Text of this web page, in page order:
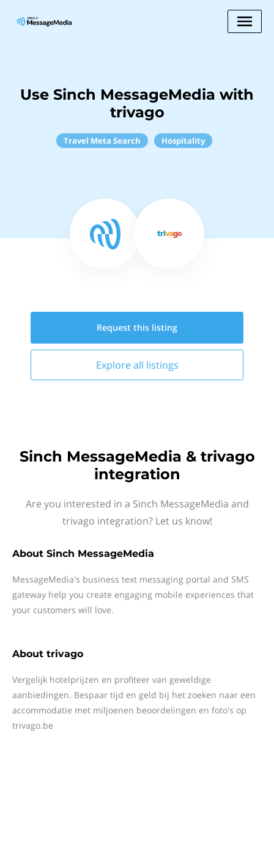
Use Sinch MessageMedia with
trivago
Travel Meta Search Hospitality
Request this listing
Explore all listings
Sinch MessageMedia & trivago
integration
Are you interested in a Sinch MessageMedia and
trivago integration? Let us know!
About Sinch MessageMedia
MessageMedia's business text messaging portal and SMS
gateway help you create engaging mobile experiences that
your customers will love.
About trivago
Vergelijk hotelprijzen en profiteer van geweldige
aanbiedingen. Bespaar tijd en geld bij het zoeken naar een
accommodatie met miljoenen beoordelingen en foto's op
trivago.be